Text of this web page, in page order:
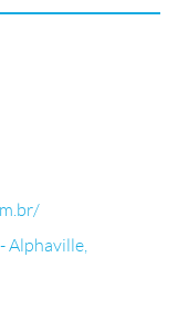
Alphaville,